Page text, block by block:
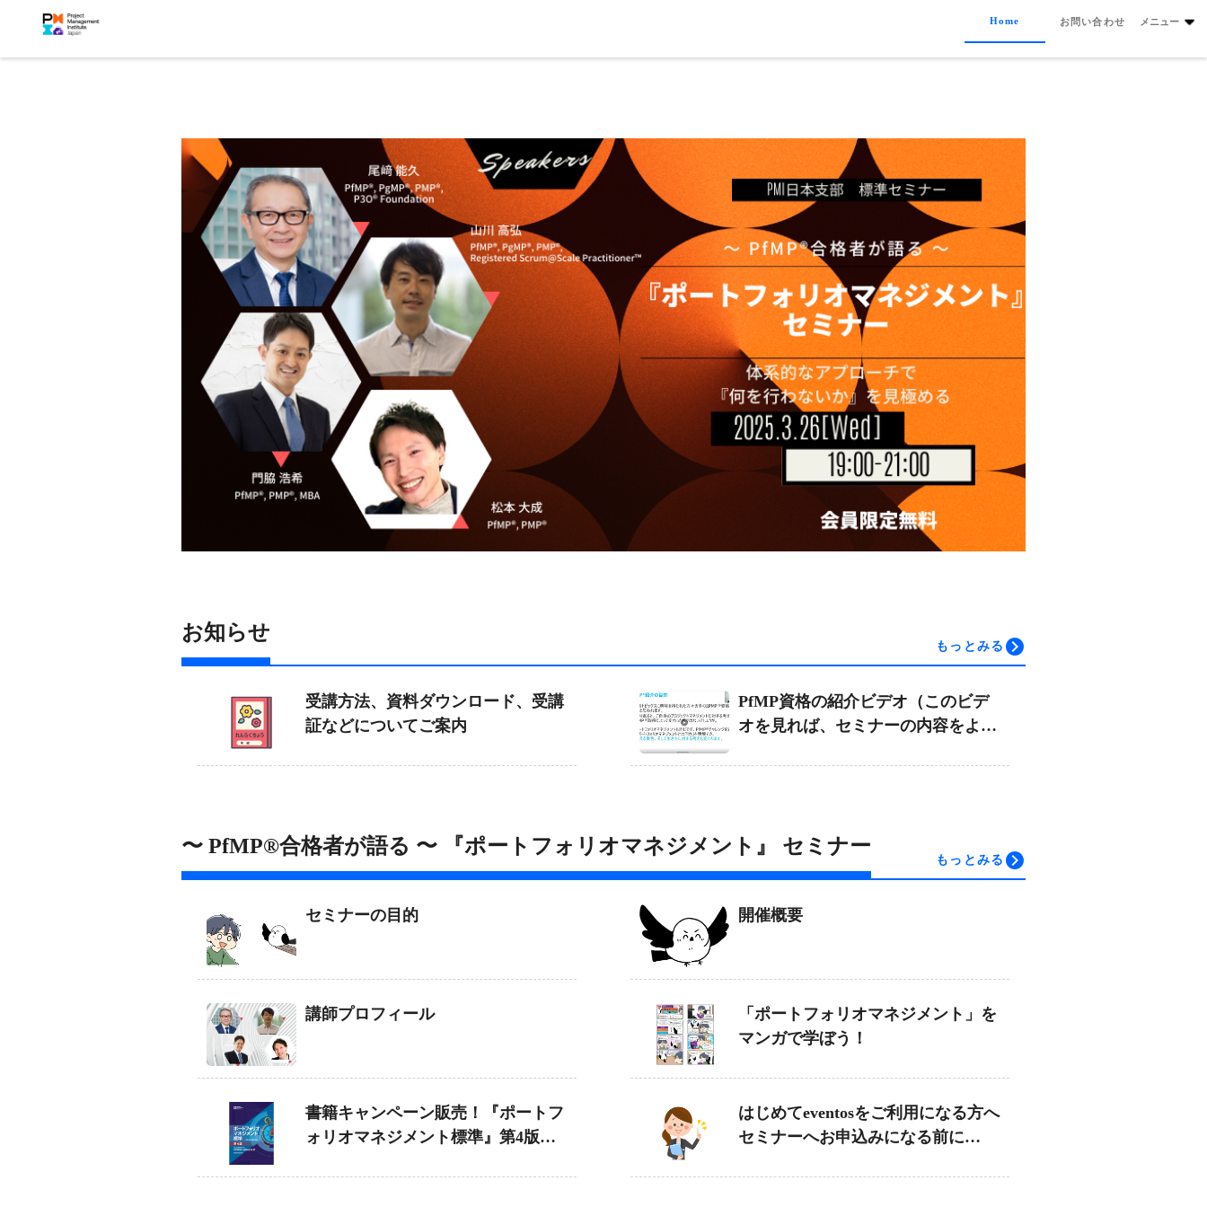
Home お問い合わせ メニュー
お知らせ
もっとみる
受講方法、資料ダウンロード、受講
証などについてご案内
PfMP資格の紹介ビデオ（このビデ
オを見れば、セミナーの内容をより
〜 PfMP®️合格者が語る 〜 『ポートフォリオマネジメント』 セミナー
もっとみる
セミナーの目的 開催概要
講師プロフィール
「ポートフォリオマネジメント」を
マンガで学ぼう！
書籍キャンペーン販売！『ポートフ
ォリオマネジメント標準』第4版日
はじめてeventosをご利用になる方へ
セミナーへお申込みになる前に